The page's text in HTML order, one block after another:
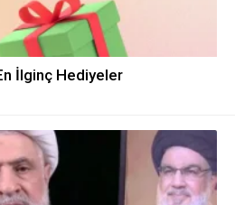
İlginç Hediyeler